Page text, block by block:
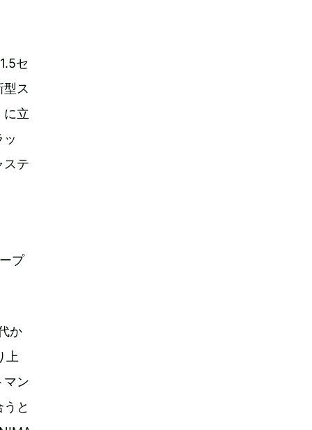
セ
ス
に立
ステ
プ
か
上
マン
と